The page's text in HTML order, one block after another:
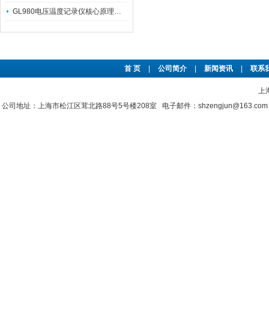
GL980电压温度记录仪核心原理及行业应用
首 页 公司简介 新闻资讯 联系
上
公司地址：上海市松江区茸北路88号5号楼208室 电子邮件：